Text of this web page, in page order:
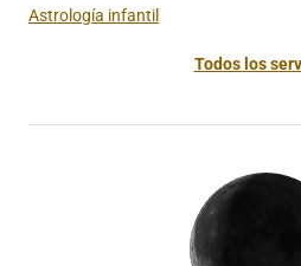
Astrología infantil
Todos los